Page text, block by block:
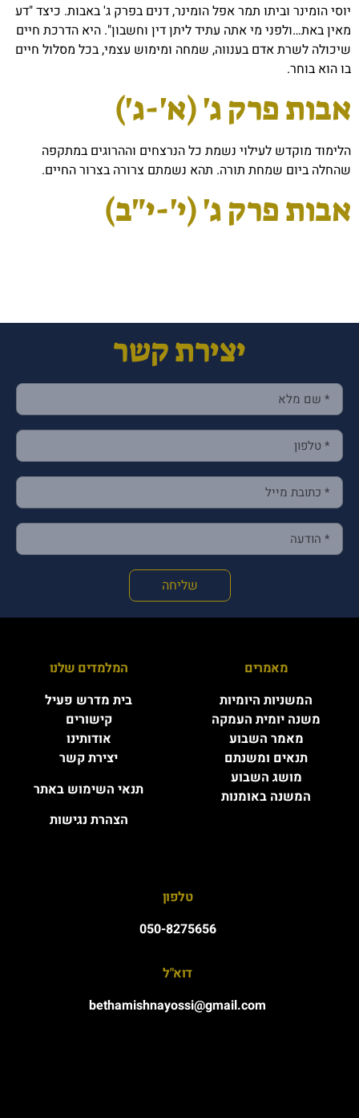
יוסי הומינר וביתו תמר אפל הומינר, דנים בפרק ג' באבות. כיצד "דע
מאין באת…ולפני מי אתה עתיד ליתן דין וחשבון". היא הדרכת חיים
שיכולה לשרת אדם בענווה, שמחה ומימוש עצמי, בכל מסלול חיים
בו הוא בוחר.
אבות פרק ג' (א'-ג')
הלימוד מוקדש לעילוי נשמת כל הנרצחים וההרוגים במתקפה
שהחלה ביום שמחת תורה. תהא נשמתם צרורה בצרור החיים.
אבות פרק ג' (י'-י"ב)
יצירת קשר
שליחה
מאמרים
המשניות היומיות
משנה יומית העמקה
מאמר השבוע
תנאים ומשנתם
מושג השבוע
המשנה באומנות
המלמדים שלנו
בית מדרש פעיל
קישורים
אודותינו
יצירת קשר
תנאי השימוש באתר
הצהרת נגישות
טלפון
050-8275656
דוא"ל
bethamishnayossi@gmail.com